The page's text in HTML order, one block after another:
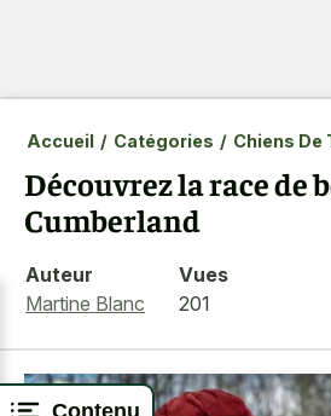
Contenu
Accueil / Catégories / Chiens De
Découvrez la race de
Cumberland
Auteur
Martine Blanc
Vues
201